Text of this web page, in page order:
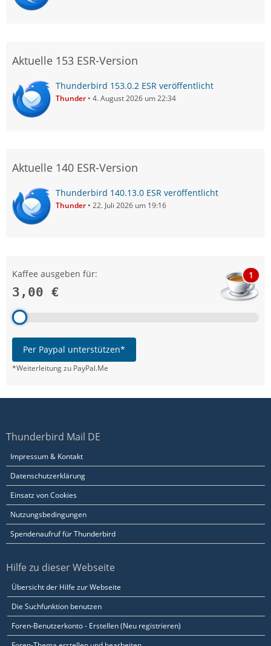
Aktuelle 153 ESR-Version
Thunderbird 153.0.2 ESR veröffentlicht
Thunder 4. August 2026 um 22:34
Aktuelle 140 ESR-Version
Thunderbird 140.13.0 ESR veröffentlicht
Thunder 22. Juli 2026 um 19:16
Kaffee ausgeben für:
3,00 €
1
Per Paypal unterstützen*
*Weiterleitung zu PayPal.Me
Thunderbird Mail DE
Impressum & Kontakt
Datenschutzerklärung
Einsatz von Cookies
Nutzungsbedingungen
Spendenaufruf für Thunderbird
Hilfe zu dieser Webseite
Übersicht der Hilfe zur Webseite
Die Suchfunktion benutzen
Foren-Benutzerkonto - Erstellen (Neu registrieren)